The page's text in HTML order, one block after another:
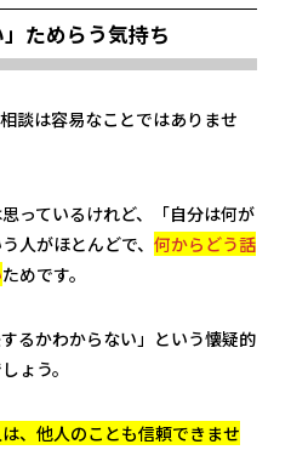
」ためらう気持ち
談は容易なことではありませ
っているけれど、「自分は何が
人がほとんどで、 何からどう話
ためです。
るかわからない」という懐疑的
ょう。
、他人のことも信頼できませ